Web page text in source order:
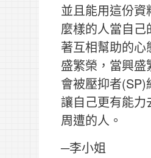
並且能用這份資
麼樣的人當自己
著互相幫助的心
盛繁榮，當興盛
會被壓抑者(SP)
讓自己更有能力
周遭的人。
─李小姐